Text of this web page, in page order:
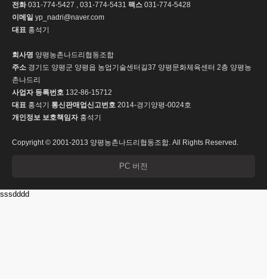
전화031-774-5427 , 031-774-5431 팩스 031-774-5428
이메일 yp_nadri@naver.com
대표 홍석기
회사명 양평농촌나드리협동조합
주소 경기도 양평군 양평읍 농업기술센터길37 양평문화체육센터 2층 양평농
촌나드리
사업자 등록번호 132-86-15712
대표 홍석기 통신판매업신고번호 2014-경기양평-0024호
개인정보 보호책임자홍석기
Copyright © 2001-2013 양평농촌나드리협동조합. All Rights Reserved.
PC 버전
sssdddd